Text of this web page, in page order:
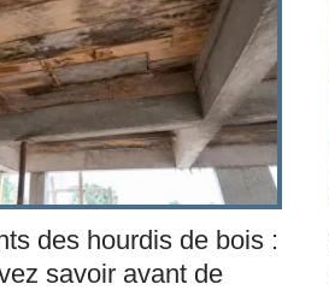
des hourdis de bois :
savoir avant de